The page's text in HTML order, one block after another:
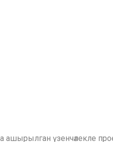
ашырылган үзенчәлекле